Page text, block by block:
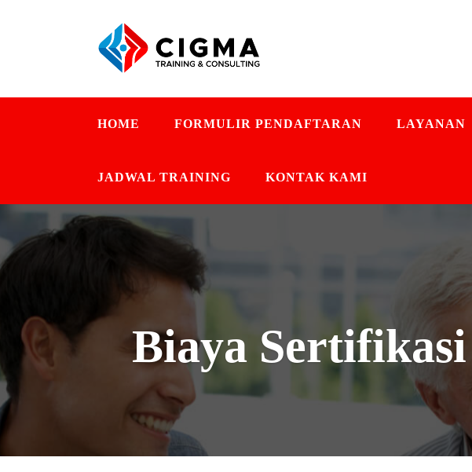
HOME FORMULIR PENDAFTARAN LAYANAN
JADWAL TRAINING KONTAK KAMI
Biaya